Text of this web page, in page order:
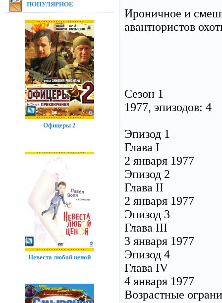
Ироничное и
авантюристов
Сезон 1
1977, эпизодов: 4
Эпизод 1
Глава I
2 января 1977
Эпизод 2
Глава II
2 января 1977
Эпизод 3
Глава III
3 января 1977
Эпизод 4
Глава IV
4 января 1977
Возрастные
ПОПУЛЯРНОЕ
Офицеры 2
Невеста любой ценой